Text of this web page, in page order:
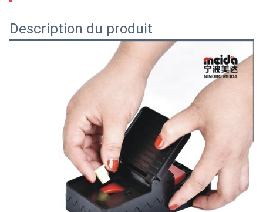
Description du produit